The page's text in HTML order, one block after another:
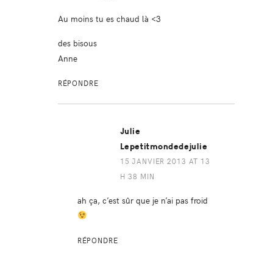
Au moins tu es chaud là <3
des bisous
Anne
RÉPONDRE
Julie
Lepetitmondedejulie
15 JANVIER 2013 AT 13
H 38 MIN
ah ça, c’est sûr que je n’ai pas froid
RÉPONDRE